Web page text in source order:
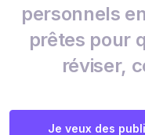
personnels
prêtes pour
réviser,
Je veux des